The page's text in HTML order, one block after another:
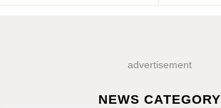
advertisement
NEWS CATEGORY